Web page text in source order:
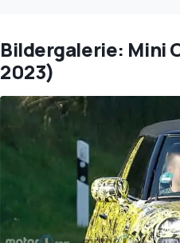
Bildergalerie: Mini
2023)